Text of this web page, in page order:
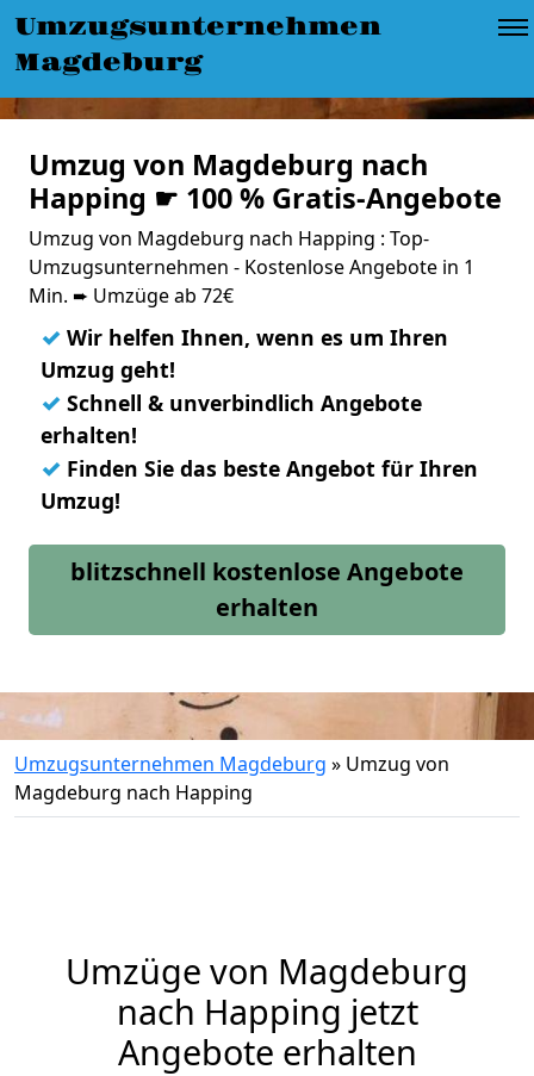
Umzugsunternehmen
Magdeburg
Umzug von Magdeburg nach
Happing ☛ 100 % Gratis-Angebote
Umzug von Magdeburg nach Happing : Top-
Umzugsunternehmen - Kostenlose Angebote in 1
Min. ➨ Umzüge ab 72€
✓ Wir helfen Ihnen, wenn es um Ihren
Umzug geht!
✓ Schnell & unverbindlich Angebote
erhalten!
✓ Finden Sie das beste Angebot für Ihren
Umzug!
blitzschnell kostenlose Angebote
erhalten
Umzugsunternehmen Magdeburg » Umzug von
Magdeburg nach Happing
Umzüge von Magdeburg
nach Happing jetzt
Angebote erhalten